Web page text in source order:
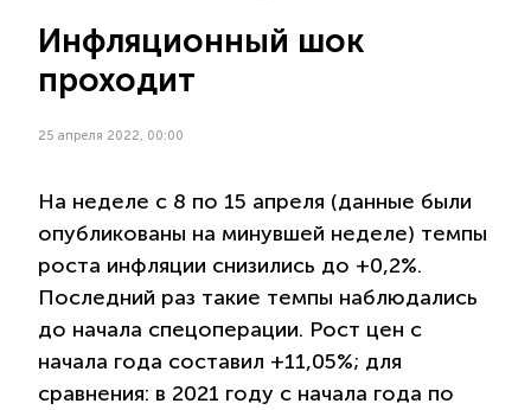
Инфляционный шок
проходит
25 апреля 2022, 00:00
На неделе с 8 по 15 апреля (данные были
опубликованы на минувшей неделе) темпы
роста инфляции снизились до +0,2%.
Последний раз такие темпы наблюдались
до начала спецоперации. Рост цен с
начала года составил +11,05%; для
сравнения: в 2021 году с начала года по